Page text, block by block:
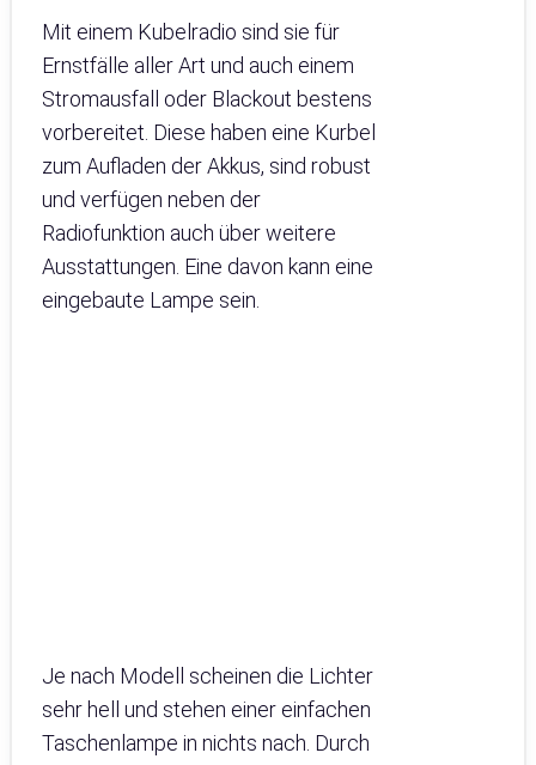
Mit einem Kubelradio sind sie für
Ernstfälle aller Art und auch einem
Stromausfall oder Blackout bestens
vorbereitet. Diese haben eine Kurbel
zum Aufladen der Akkus, sind robust
und verfügen neben der
Radiofunktion auch über weitere
Ausstattungen. Eine davon kann eine
eingebaute Lampe sein.
Je nach Modell scheinen die Lichter
sehr hell und stehen einer einfachen
Taschenlampe in nichts nach. Durch